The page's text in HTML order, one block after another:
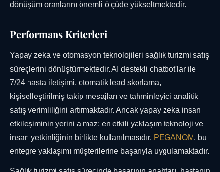
dönüşüm oranlarını önemli ölçüde yükseltmektedir.
Performans Kriterleri
Yapay zeka ve otomasyon teknolojileri sağlık turizmi satış
süreçlerini dönüştürmektedir. AI destekli chatbot'lar ile
7/24 hasta iletişimi, otomatik lead skorlama,
kişiselleştirilmiş takip mesajları ve tahminleyici analitik
satış verimliliğini artırmaktadır. Ancak yapay zeka insan
etkileşiminin yerini almaz; en etkili yaklaşım teknoloji ve
insan yetkinliğinin birlikte kullanılmasıdır. PEGANOM, bu
entegre yaklaşımı müşterilerine başarıyla uygulamaktadır.